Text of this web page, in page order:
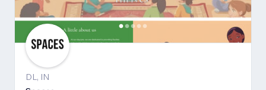
DL, IN